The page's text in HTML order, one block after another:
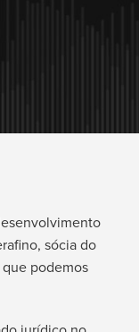
sócia do
podemos